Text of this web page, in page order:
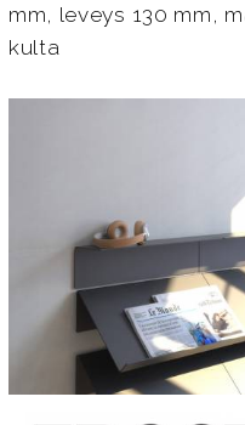
mm, leveys 130 mm,
kulta